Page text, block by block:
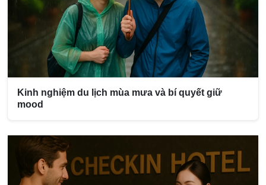
Kinh nghiệm du lịch mùa mưa và bí quyết giữ
mood